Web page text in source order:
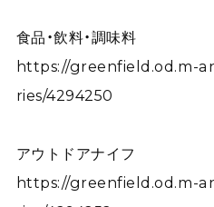
食品・飲料・調味料
https://greenfield.od.m-
ries/4294250
アウトドアナイフ
https://greenfield.od.m-